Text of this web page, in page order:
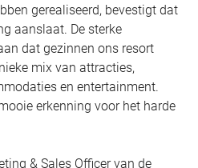
gerealiseerd, bevestigt dat
aanslaat. De sterke
dat gezinnen ons resort
mix van attracties,
en entertainment.
erkenning voor het harde
& Sales Officer van de